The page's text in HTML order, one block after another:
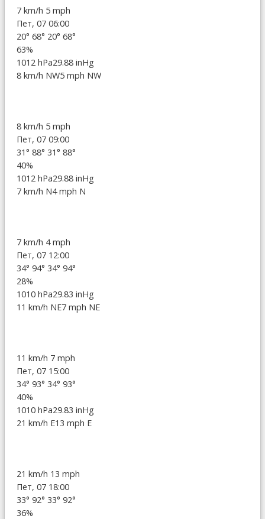
7 km/h 5 mph
Пет, 07 06:00
20° 68° 20° 68°
63%
1012 hPa29.88 inHg
8 km/h NW5 mph NW
8 km/h 5 mph
Пет, 07 09:00
31° 88° 31° 88°
40%
1012 hPa29.88 inHg
7 km/h N4 mph N
7 km/h 4 mph
Пет, 07 12:00
34° 94° 34° 94°
28%
1010 hPa29.83 inHg
11 km/h NE7 mph NE
11 km/h 7 mph
Пет, 07 15:00
34° 93° 34° 93°
40%
1010 hPa29.83 inHg
21 km/h E13 mph E
21 km/h 13 mph
Пет, 07 18:00
33° 92° 33° 92°
36%